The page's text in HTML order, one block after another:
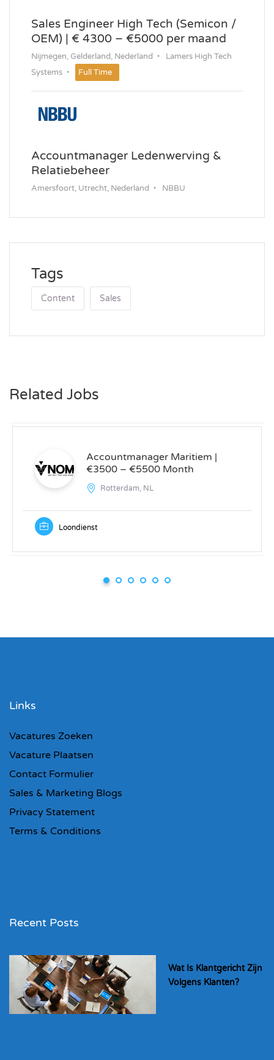
Sales Engineer High Tech (Semicon /
OEM) | € 4300 – €5000 per maand
Nijmegen, Gelderland, Nederland
Lamers High Tech
Systems
Full Time
Accountmanager Ledenwerving &
Relatiebeheer
Amersfoort, Utrecht, Nederland NBBU
Tags
Content Sales
Related Jobs
Accountmanager Maritiem |
€3500 – €5500 Month
Rotterdam, NL
Loondienst
Links
Vacatures Zoeken
Vacature Plaatsen
Contact Formulier
Sales & Marketing Blogs
Privacy Statement
Terms & Conditions
Recent Posts
Wat Is Klantgericht Zijn
Volgens Klanten?